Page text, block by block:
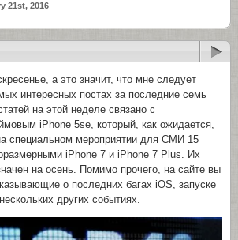
21st, 2016
а это значит, что мне следует
интересных постах за последние семь
на этой неделе связано с
iPhone 5se, который, как ожидается,
специальном мероприятии для СМИ 15
iPhone 7 и iPhone 7 Plus. Их
на осень. Помимо прочего, на сайте вы
о последних багах iOS, запуске
других событиях.